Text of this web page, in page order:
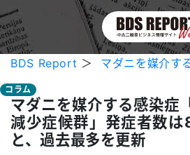
BDS Report ＞ マダニを媒介する感染症「重症熱性血小板減少
コラム
マダニを媒介する感染症
減少症候群」発症者数
と、過去最多を更新